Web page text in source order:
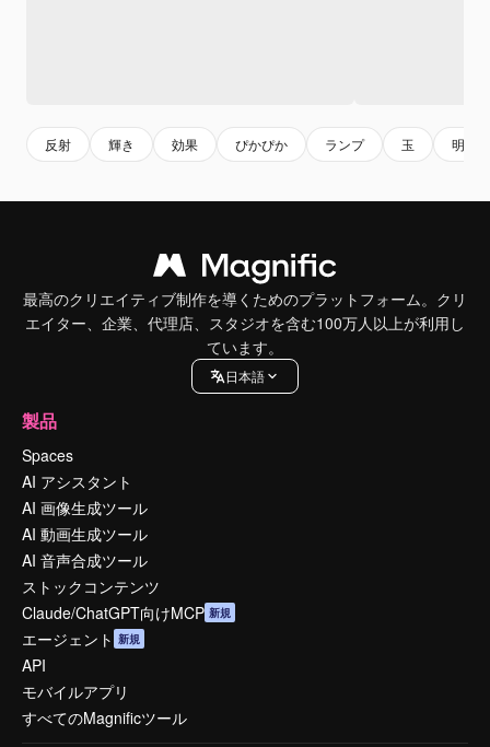
反射 輝き 効果 ぴかぴか ランプ 玉 明るい
最高のクリエイティブ制作を導くためのプラットフォーム。クリ
エイター、企業、代理店、スタジオを含む100万人以上が利用し
ています。
日本語
製品
Spaces
AI アシスタント
AI 画像生成ツール
AI 動画生成ツール
AI 音声合成ツール
ストックコンテンツ
Claude/ChatGPT向けMCP 新規
エージェント 新規
API
モバイルアプリ
すべてのMagnificツール